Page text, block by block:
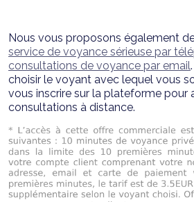
Nous vous proposons également
service de voyance sérieuse par
consultations de voyance par email
choisir le voyant avec lequel vous
vous inscrire sur la plateforme pour
consultations à distance.